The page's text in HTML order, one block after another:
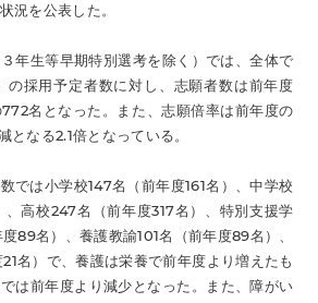
況を公表した。
年生等早期特別選考を除く）では、全体で
の採用予定者数に対し、志願者数は前年度
名となった。また、志願倍率は前年度の
なる2.1倍となっている。
では小学校147名（前年度161名）、中学校
、高校247名（前年度317名）、特別支援学
89名）、養護教諭101名（前年度89名）、
名）で、養護は栄養で前年度より増えたも
は前年度より減少となった。また、障がい